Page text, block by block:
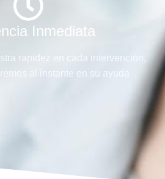
Inmediata
rapidez en cada intervención,
al instante en su ayuda